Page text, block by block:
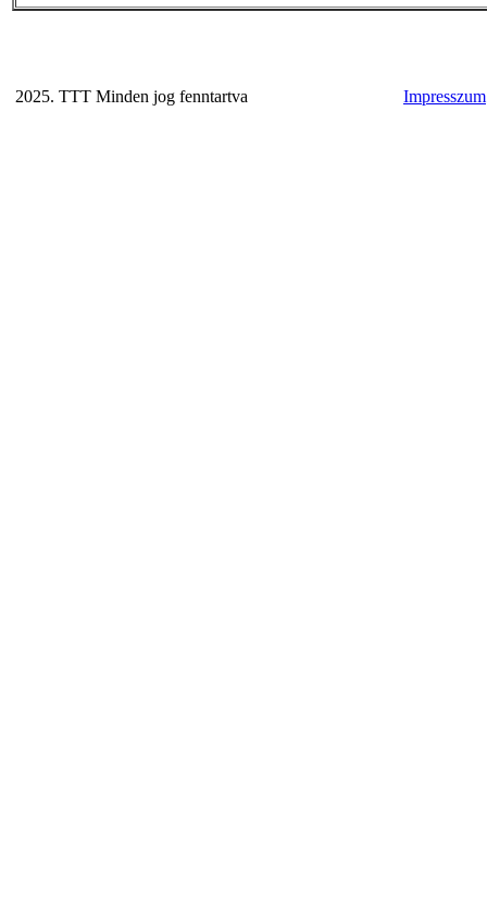
2025. TTT Minden jog fenntartva Impresszum